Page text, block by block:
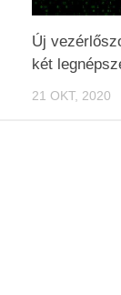
Új
két
21 OKT, 2020